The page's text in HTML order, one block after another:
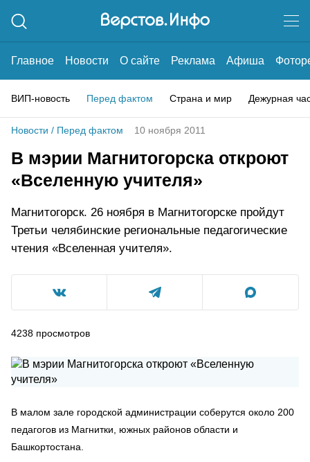
Главное Новости О сайте Реклама Афиша
ВИП-новость Перед фактом Страна и мир Дежурная
Новости / Перед фактом 10 ноября 2011
В мэрии Магнитогорска откроют
«Вселенную учителя»
Магнитогорск. 26 ноября в Магнитогорске пройдут
Третьи челябинские региональные педагогические
чтения «Вселенная учителя».
4238 просмотров
В малом зале городской администрации соберутся около 200
педагогов из Магнитки, южных районов области и
Башкортостана.